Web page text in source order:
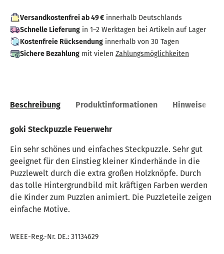
Versandkostenfrei ab 49 € innerhalb Deutschlands
Schnelle Lieferung in 1–2 Werktagen bei Artikeln auf Lager
Kostenfreie Rücksendung innerhalb von 30 Tagen
Sichere Bezahlung mit vielen Zahlungsmöglichkeiten
Beschreibung Produktinformationen Hinweise
goki Steckpuzzle Feuerwehr
Ein sehr schönes und einfaches Steckpuzzle. Sehr gut
geeignet für den Einstieg kleiner Kinderhände in die
Puzzlewelt durch die extra großen Holzknöpfe. Durch
das tolle Hintergrundbild mit kräftigen Farben werden
die Kinder zum Puzzlen animiert. Die Puzzleteile zeigen
einfache Motive.
WEEE-Reg.-Nr. DE.: 31134629